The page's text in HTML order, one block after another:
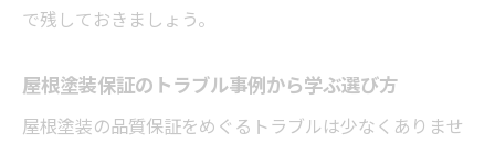
で残しておきましょう。
屋根塗装保証のトラブル事例から学ぶ選び方
屋根塗装の品質保証をめぐるトラブルは少なくありませ